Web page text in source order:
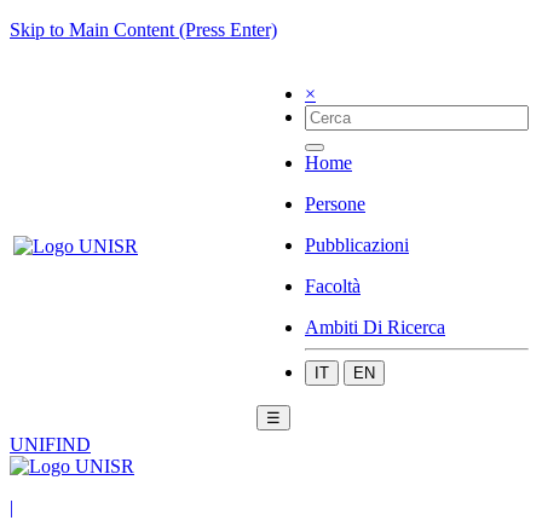
Skip to Main Content (Press Enter)
×
Home
Persone
Pubblicazioni
Facoltà
Ambiti Di Ricerca
IT EN
☰
UNIFIND
|